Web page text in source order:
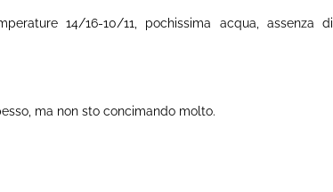
14/16-10/11, pochissima acqua, assenza di
ma non sto concimando molto.